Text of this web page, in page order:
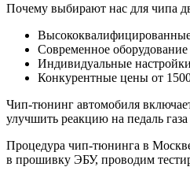
Почему выбирают нас для чипа
Современное
Индивидуальные
Конкурентные цены от
Чип-тюнинг автомобиля
улучшить реакцию на педаль
Процедура чип-тюнинга в
в прошивку ЭБУ, проводим